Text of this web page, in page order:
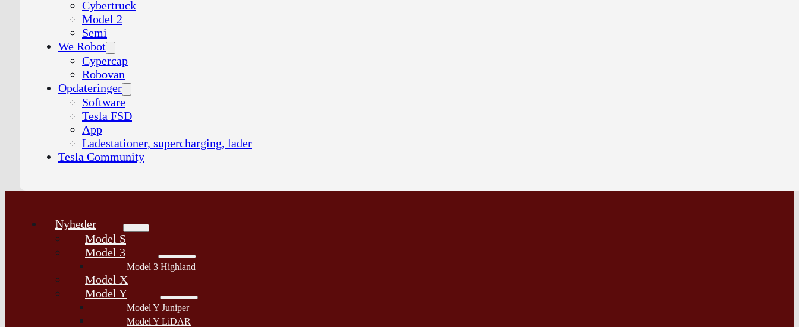
Cybertruck
Model 2
Semi
We Robot
Cypercap
Robovan
Opdateringer
Software
Tesla FSD
App
Ladestationer, supercharging, lader
Tesla Community
Nyheder
Model S
Model 3
Model 3 Highland
Model X
Model Y
Model Y Juniper
Model Y LiDAR